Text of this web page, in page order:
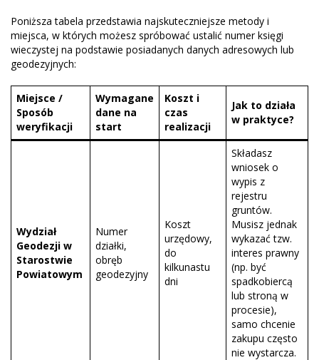
Poniższa tabela przedstawia najskuteczniejsze metody i
miejsca, w których możesz spróbować ustalić numer księgi
wieczystej na podstawie posiadanych danych adresowych lub
geodezyjnych:
Miejsce /
Sposób
weryfikacji
Wymagane
dane na
start
Koszt i
czas
realizacji
Jak to działa
w praktyce?
Wydział
Geodezji w
Starostwie
Powiatowym
Numer
działki,
obręb
geodezyjny
Koszt
urzędowy,
do
kilkunastu
dni
Składasz
wniosek o
wypis z
rejestru
gruntów.
Musisz jednak
wykazać tzw.
interes prawny
(np. być
spadkobiercą
lub stroną w
procesie),
samo chcenie
zakupu często
nie wystarcza.